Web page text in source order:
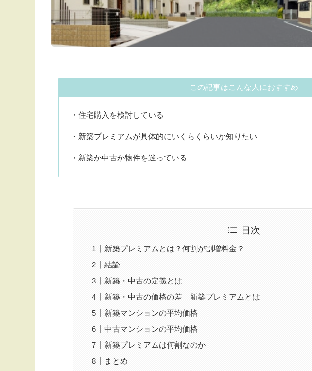
この記事はこんな人におすすめ
・住宅購入を検討している
・新築プレミアムが具体的にいくらくらいか知りたい
・新築か中古か物件を迷っている
目次
新築プレミアムとは？何割が割増料金？
結論
新築・中古の定義とは
新築・中古の価格の差 新築プレミアムとは
新築マンションの平均価格
中古マンションの平均価格
新築プレミアムは何割なのか
まとめ